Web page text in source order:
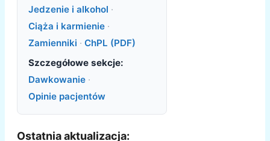
Jedzenie i alkohol ·
Ciąża i karmienie ·
Zamienniki · ChPL (PDF)
Szczegółowe sekcje:
Dawkowanie ·
Opinie pacjentów
Ostatnia aktualizacja: